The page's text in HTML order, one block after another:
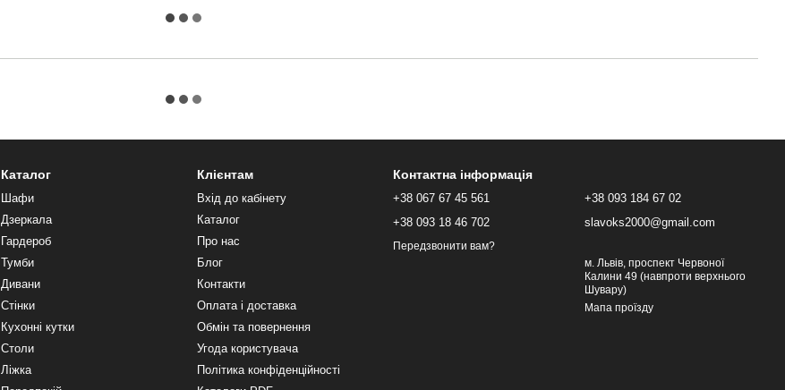
Каталог
Шафи
Дзеркала
Гардероб
Тумби
Дивани
Стінки
Кухонні кутки
Столи
Ліжка
Клієнтам
Вхід до кабінету
Каталог
Про нас
Блог
Контакти
Оплата і доставка
Обмін та повернення
Угода користувача
Політика конфіденційності
Контактна інформація
+38 067 67 45 561
+38 093 18 46 702
Передзвонити вам?
+38 093 184 67 02
slavoks2000@gmail.com
м. Львів, проспект Червоної
Калини 49 (навпроти верхнього
Шувару)
Мапа проїзду